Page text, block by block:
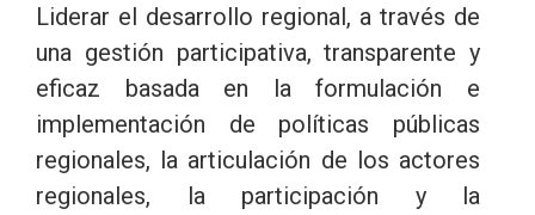
Liderar el desarrollo regional, a través de
una gestión participativa, transparente y
eficaz basada en la formulación e
implementación de políticas públicas
regionales, la articulación de los actores
regionales, la participación y la